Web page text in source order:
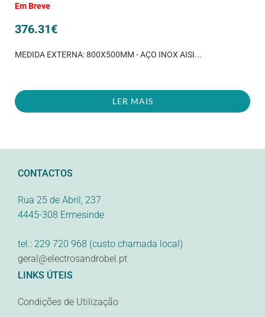
Em Breve
376.31€
MEDIDA EXTERNA: 800X500MM - AÇO INOX AISI...
LER MAIS
CONTACTOS
Rua 25 de Abril, 237
4445-308 Ermesinde
tel.: 229 720 968 (custo chamada local)
geral@electrosandrobel.pt
LINKS ÚTEIS
Condições de Utilização